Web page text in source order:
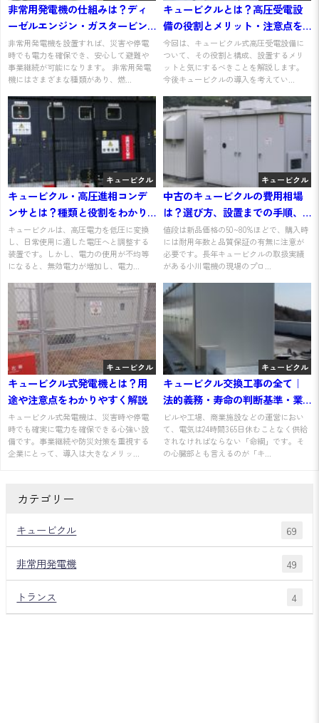
非常用発電機の仕組みは？ディ
ーゼルエンジン・ガスタービン
別に解説
非常用発電機を設置すれば、災害や停電
時でも電力を確保でき、安心して避難や
事業継続が可能になります。 非常用発電
機にはさまざまな種類があり、燃...
キュービクルとは？高圧受電設
備の役割とメリット・注意点を
わかりやすく解説
今回は、キュービクル式高圧受電設備に
ついて、その役割と構成、設置するメリ
ットと気にするべきことを解説します。
今後キュービクルの導入を考えてい...
キュービクル
キュービクル・高圧進相コンデ
ンサとは？種類と役割をわかり
やすく解説
キュービクルは、高圧電力を低圧に変換
し、日常使用に適した電圧へと調整する
装置です。しかし、電力の使用が不均等
になると、無効電力が増加し、電力...
キュービクル
中古のキュービクルの費用相場
は？選び方、設置までの手順、
注意点をわかりやすく解説
値段は新品価格の50~80%ほどで、購入時
には耐用年数と品質保証の有無に注意が
必要です。長年キュービクルの取扱実績
がある小川電機の現場のプロ...
キュービクル
キュービクル式発電機とは？用
途や注意点をわかりやすく解説
キュービクル式発電機は、災害時や停電
時でも確実に電力を確保できる心強い設
備です。事業継続や防災対策を重視する
企業にとって、導入は大きなメリッ...
キュービクル
キュービクル交換工事の全て｜
法的義務・寿命の判断基準・業
者選定方法を分かりやすく解説
ビルや工場、商業施設などの運営におい
て、電気は24時間365日休むことなく供給
されなければならない「命綱」です。そ
の心臓部とも言えるのが「キ...
カテゴリー
キュービクル 69
非常用発電機 49
トランス 4